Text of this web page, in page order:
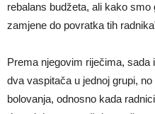
rebalans budžeta, ali kako
zamjene do povratka tih
Prema njegovim riječima,
dva vaspitača u jednoj grupi,
bolovanja, odnosno kada